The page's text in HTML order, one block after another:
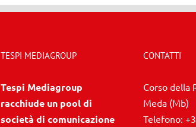
TESPI MEDIAGROUP
Tespi Mediagroup
racchiude un pool di
società di comunicazione
CONTATTI
Corso della
Meda (Mb)
Telefono: